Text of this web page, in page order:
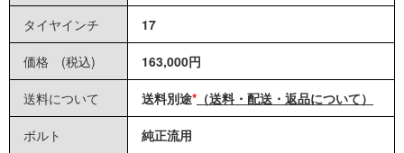
タイヤインチ 17
価格 (税込) 163,000円
送料について 送料別途* （送料・配送・返品について）
ボルト 純正流用